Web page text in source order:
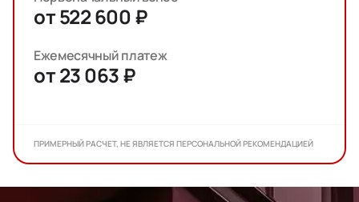
от 522 600 ₽
Ежемесячный платеж
от 23 063 ₽
ПРИМЕРНЫЙ РАСЧЕТ, НЕ ЯВЛЯЕТСЯ ПЕРСОНАЛЬНОЙ РЕКОМЕНДАЦИЕЙ